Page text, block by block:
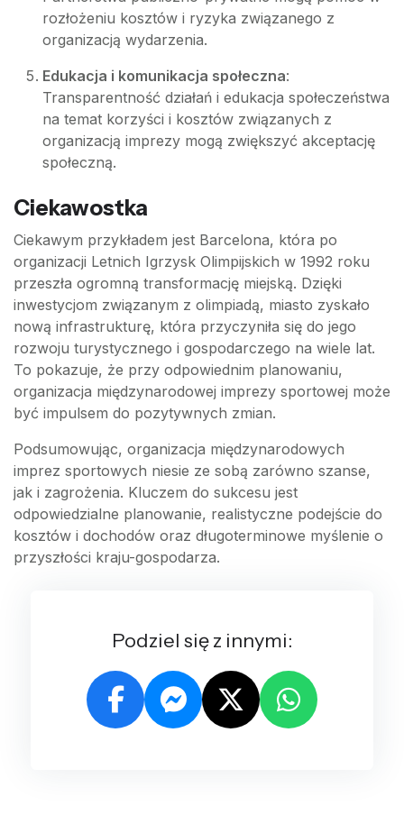
rozłożeniu kosztów i ryzyka związanego z
organizacją wydarzenia.
Edukacja i komunikacja społeczna:
Transparentność działań i edukacja społeczeństwa
na temat korzyści i kosztów związanych z
organizacją imprezy mogą zwiększyć akceptację
społeczną.
Ciekawostka
Ciekawym przykładem jest Barcelona, która po
organizacji Letnich Igrzysk Olimpijskich w 1992 roku
przeszła ogromną transformację miejską. Dzięki
inwestycjom związanym z olimpiadą, miasto zyskało
nową infrastrukturę, która przyczyniła się do jego
rozwoju turystycznego i gospodarczego na wiele lat.
To pokazuje, że przy odpowiednim planowaniu,
organizacja międzynarodowej imprezy sportowej może
być impulsem do pozytywnych zmian.
Podsumowując, organizacja międzynarodowych
imprez sportowych niesie ze sobą zarówno szanse,
jak i zagrożenia. Kluczem do sukcesu jest
odpowiedzialne planowanie, realistyczne podejście do
kosztów i dochodów oraz długoterminowe myślenie o
przyszłości kraju-gospodarza.
Podziel się z innymi: